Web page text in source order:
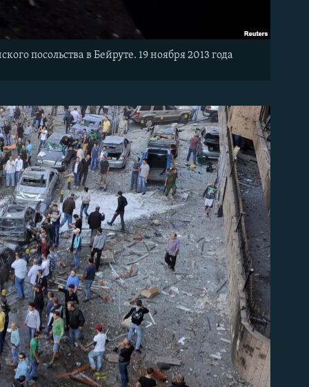
посольства в Бейруте. 19 ноября 2013 года